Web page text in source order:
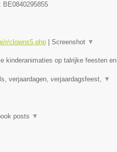
BE0840295855
r/clowns5.php| Screenshot ▼
kinderanimaties op talrijke feesten en
verjaardagen, verjaardagsfeest, ▼
posts ▼